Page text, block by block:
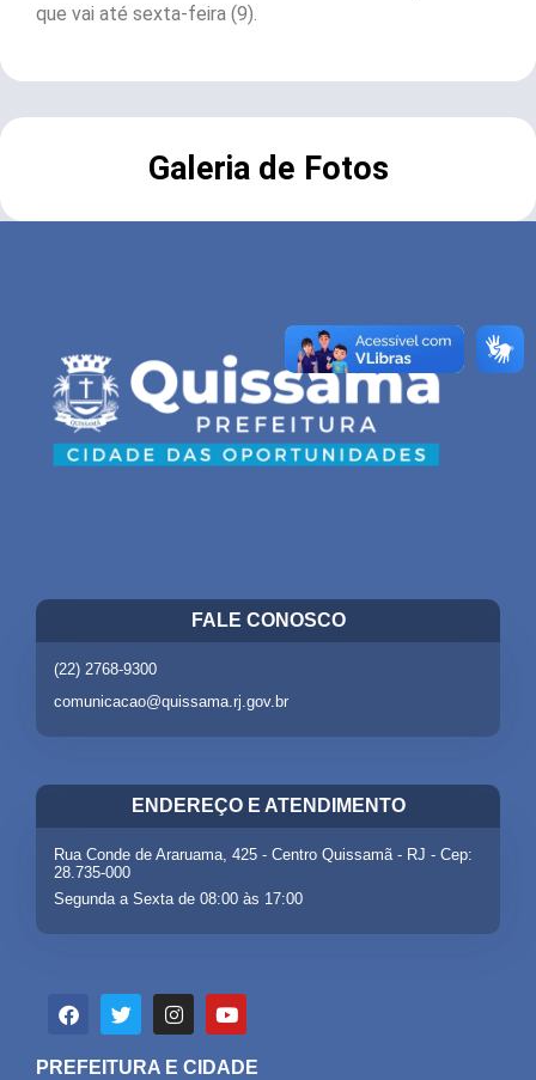
que vai até sexta-feira (9).
Galeria de Fotos
FALE CONOSCO
(22) 2768-9300
comunicacao@quissama.rj.gov.br
ENDEREÇO E ATENDIMENTO
Rua Conde de Araruama, 425 - Centro Quissamã - RJ - Cep:
28.735-000
Segunda a Sexta de 08:00 às 17:00
PREFEITURA E CIDADE